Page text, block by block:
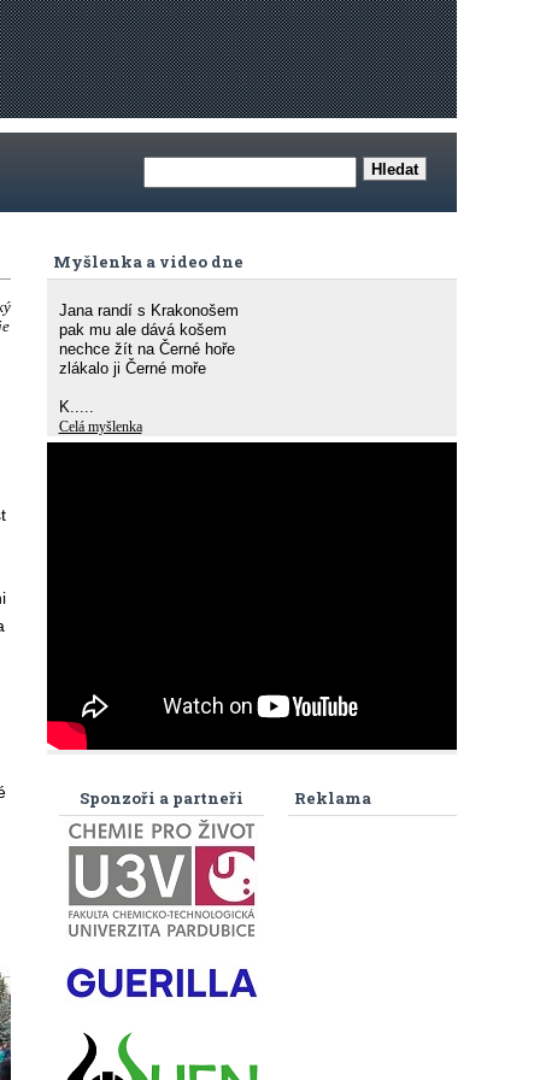
Myšlenka a video dne
Jana randí s Krakonošem
pak mu ale dává košem
nechce žít na Černé hoře
zlákalo ji Černé moře
K.....
Celá myšlenka
Reklama
Sponzoři a partneři